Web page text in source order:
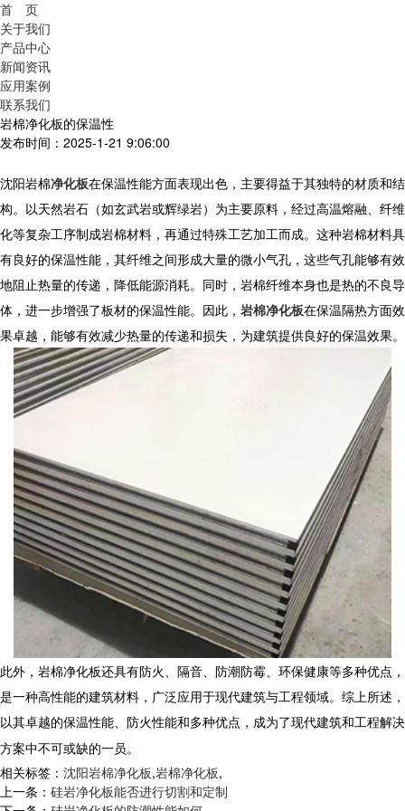
首 页
关于我们
产品中心
新闻资讯
应用案例
联系我们
岩棉净化板的保温性
发布时间：2025-1-21 9:06:00
沈阳岩棉净化板在保温性能方面表现出色，主要得益于其独特的材质和结
构。以天然岩石（如玄武岩或辉绿岩）为主要原料，经过高温熔融、纤维
化等复杂工序制成岩棉材料，再通过特殊工艺加工而成。这种岩棉材料具
有良好的保温性能，其纤维之间形成大量的微小气孔，这些气孔能够有效
地阻止热量的传递，降低能源消耗。同时，岩棉纤维本身也是热的不良导
体，进一步增强了板材的保温性能。因此， 岩棉净化板在保温隔热方面效
果卓越，能够有效减少热量的传递和损失，为建筑提供良好的保温效果。
此外， 岩棉净化板还具有防火、隔音、防潮防霉、环保健康等多种优点，
是一种高性能的建筑材料，广泛应用于现代建筑与工程领域。综上所述，
以其卓越的保温性能、防火性能和多种优点，成为了现代建筑和工程解决
方案中不可或缺的一员。
相关标签： 沈阳岩棉净化板,岩棉净化板,
上一条： 硅岩净化板能否进行切割和定制